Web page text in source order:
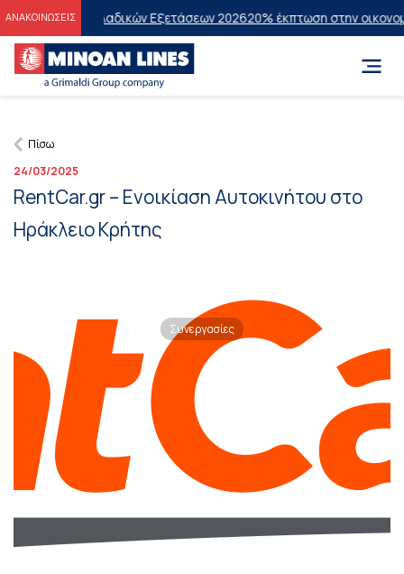
ΑΝΑΚΟΙΝΩΣΕΙΣ
Πανελλαδικών Εξετάσεων 202620% έκπτωση στην οικονομική θέση
Πίσω
24/03/2025
RentCar.gr – Ενοικίαση Αυτοκινήτου στο
Ηράκλειο Κρήτης
Συνεργασίες